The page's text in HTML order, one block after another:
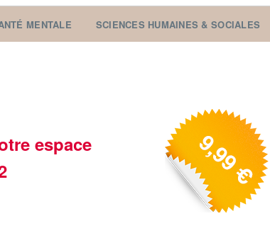
MENTALE SCIENCES HUMAINES & SOCIALES
espace